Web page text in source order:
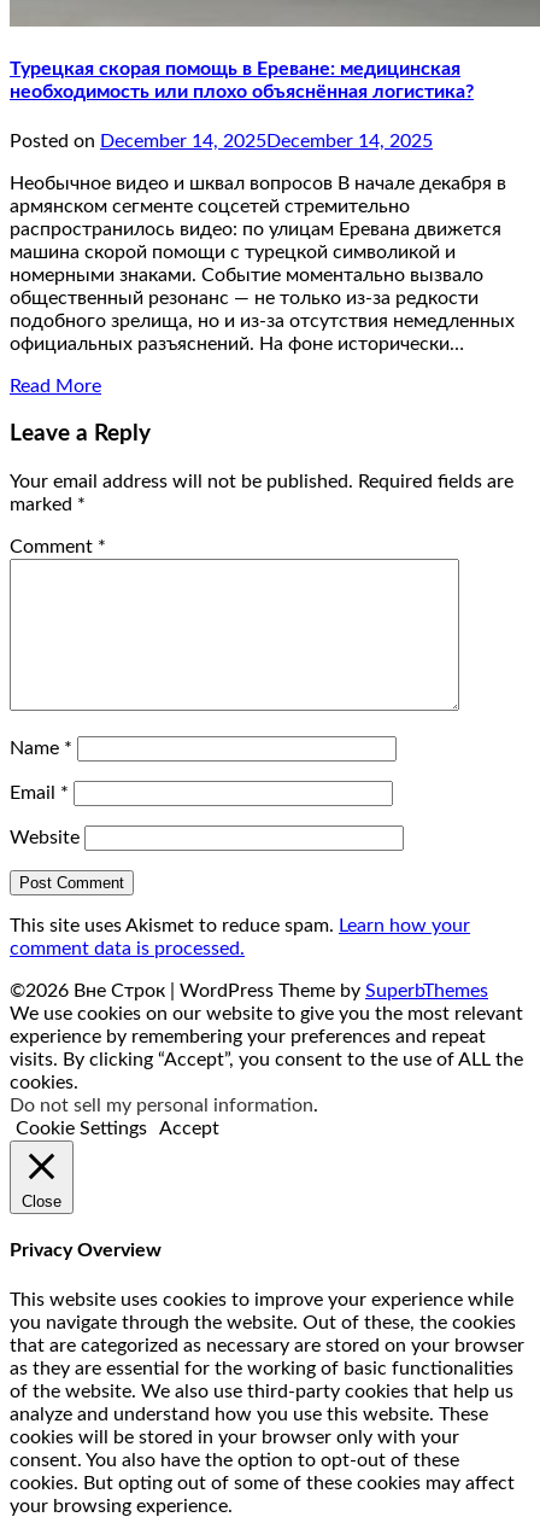
Турецкая скорая помощь в Ереване: медицинская
необходимость или плохо объяснённая логистика?
Posted on December 14, 2025December 14, 2025
Необычное видео и шквал вопросов В начале декабря в
армянском сегменте соцсетей стремительно
распространилось видео: по улицам Еревана движется
машина скорой помощи с турецкой символикой и
номерными знаками. Событие моментально вызвало
общественный резонанс — не только из-за редкости
подобного зрелища, но и из-за отсутствия немедленных
официальных разъяснений. На фоне исторически…
Read More
Leave a Reply
Your email address will not be published. Required fields are
marked *
Comment *
Name *
Email *
Website
This site uses Akismet to reduce spam. Learn how your
comment data is processed.
©2026 Вне Строк | WordPress Theme by SuperbThemes
We use cookies on our website to give you the most relevant
experience by remembering your preferences and repeat
visits. By clicking “Accept”, you consent to the use of ALL the
cookies.
Do not sell my personal information.
Cookie Settings
Accept
Close
Privacy Overview
This website uses cookies to improve your experience while
you navigate through the website. Out of these, the cookies
that are categorized as necessary are stored on your browser
as they are essential for the working of basic functionalities
of the website. We also use third-party cookies that help us
analyze and understand how you use this website. These
cookies will be stored in your browser only with your
consent. You also have the option to opt-out of these
cookies. But opting out of some of these cookies may affect
your browsing experience.